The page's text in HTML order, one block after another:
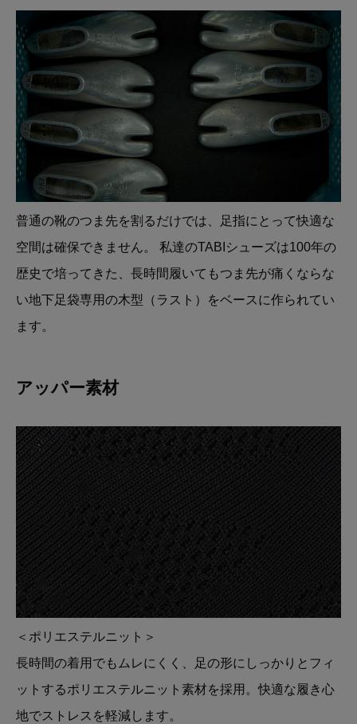
普通の靴のつま先を割るだけでは、足指にとって快適な
空間は確保できません。 私達のTABIシューズは100年の
歴史で培ってきた、長時間履いてもつま先が痛くならな
い地下足袋専用の木型（ラスト）をベースに作られてい
ます。
アッパー素材
＜ポリエステルニット＞
長時間の着用でもムレにくく、足の形にしっかりとフィ
ットするポリエステルニット素材を採用。快適な履き心
地でストレスを軽減します。